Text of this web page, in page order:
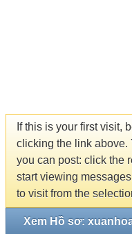
If this is your first visit,
clicking the link above.
you can post: click the
start viewing
to visit from the
Xem Hồ sơ: